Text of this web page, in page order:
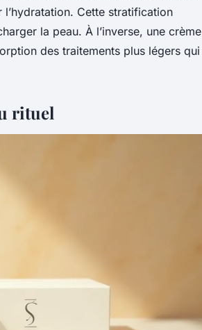
Cette stratification
la peau. À l’inverse, une crème
des traitements plus légers qui
rituel